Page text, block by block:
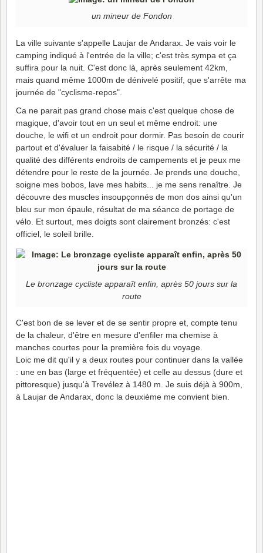
un mineur de Fondon
La ville suivante s'appelle Laujar de Andarax. Je vais voir le
camping indiqué à l'entrée de la ville; c'est très sympa et ça
suffira pour la nuit. C'est donc là, après seulement 42km,
mais quand même 1000m de dénivelé positif, que s'arrête ma
journée de "cyclisme-repos".
Ca ne parait pas grand chose mais c'est quelque chose de
magique, d'avoir tout en un seul et même endroit: une
douche, le wifi et un endroit pour dormir. Pas besoin de courir
partout et d'évaluer la faisabité / le risque / la sécurité / la
qualité des différents endroits de campements et je peux me
détendre pour le reste de la journée. Je prends une douche,
soigne mes bobos, lave mes habits... je me sens renaître. Je
découvre des muscles insoupçonnés de mon dos ainsi qu'un
bleu sur mon épaule, résultat de ma séance de portage de
vélo. Et surtout, mes doigts sont clairement bronzés: c'est
officiel, le soleil brille.
Le bronzage cycliste apparaît enfin, après 50 jours sur la
route
C'est bon de se lever et de se sentir propre et, compte tenu
de la chaleur, d'être en mesure d'enfiler ma chemise à
manches courtes pour la première fois du voyage.
Loic me dit qu'il y a deux routes pour continuer dans la vallée
: une en bas (large et fréquentée) et celle au dessus (dure et
pittoresque) jusqu'à Trevélez à 1480 m. Je suis déjà à 900m,
à Laujar de Andarax, donc la deuxième me convient bien.